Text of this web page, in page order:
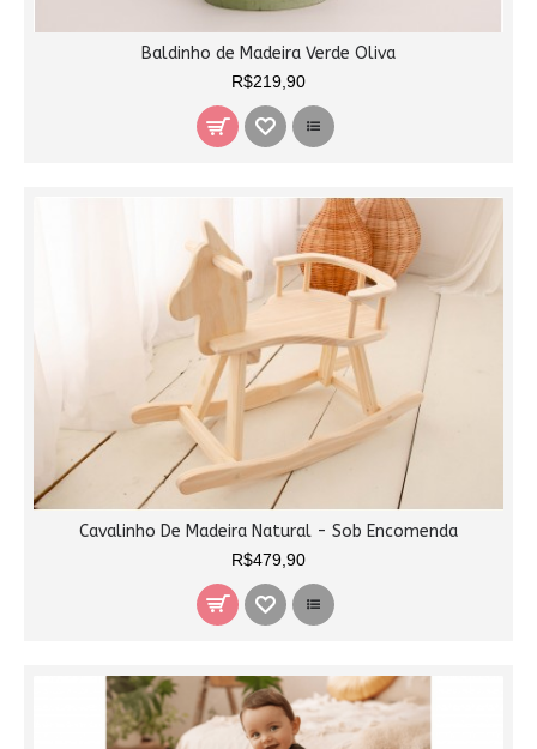
Baldinho de Madeira Verde Oliva
R$219,90
Cavalinho De Madeira Natural - Sob Encomenda
R$479,90